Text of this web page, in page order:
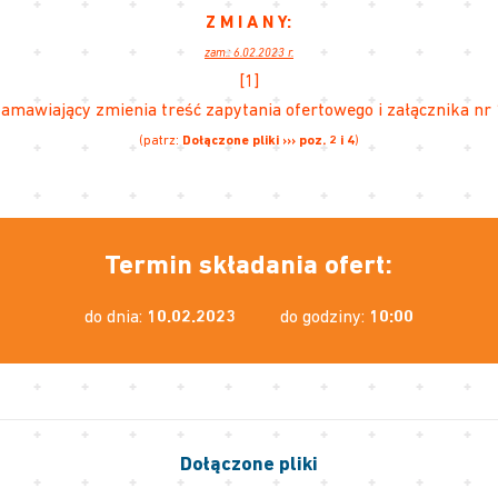
Z M I A N Y:
zam.: 6.02.2023 r.
[1]
zmienia treść zapytania ofertowego i załącznika nr
(patrz: Dołączone pliki ››› poz. 2 i 4)
Termin składania ofert:
do dnia: 10.02.2023 do godziny: 10:00
Dołączone pliki